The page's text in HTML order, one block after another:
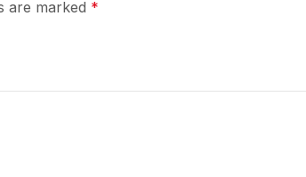
are marked *